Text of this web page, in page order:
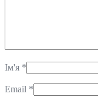
Ім'я *
Email *